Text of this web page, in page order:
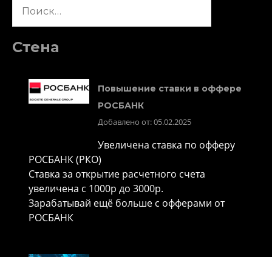
Стена
Повышение ставки в оффере
РОСБАНК
Добавлено от: 05.02.2025
Увеличена ставка по офферу
РОСБАНК (РКО)
Ставка за открытие расчетного счета
увеличена с 1000р до 3000р.
Зарабатывай ещё больше с офферами от
РОСБАНК